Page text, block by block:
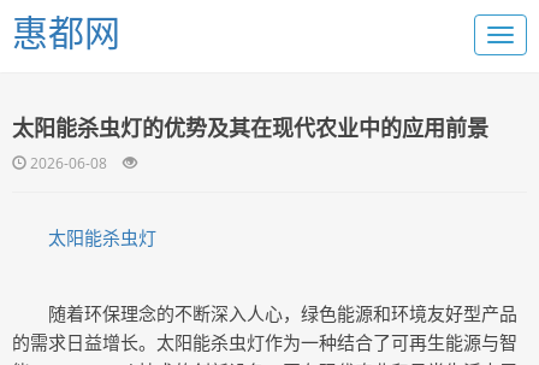
惠都网
太阳能杀虫灯的优势及其在现代农业中的应用前景
2026-06-08
太阳能杀虫灯
随着环保理念的不断深入人心，绿色能源和环境友好型产品
的需求日益增长。太阳能杀虫灯作为一种结合了可再生能源与智